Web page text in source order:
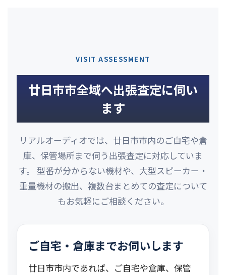
VISIT ASSESSMENT
廿日市市全域へ出張査定に伺い
ます
リアルオーディオでは、廿日市市内のご自宅や倉
庫、保管場所まで伺う出張査定に対応していま
す。 型番が分からない機材や、大型スピーカー・
重量機材の搬出、複数台まとめての査定について
もお気軽にご相談ください。
ご自宅・倉庫までお伺いします
廿日市市内であれば、ご自宅や倉庫、保管